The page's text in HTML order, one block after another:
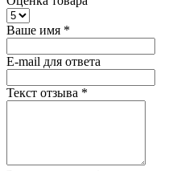
Ваше имя *
E-mail для ответа
Текст отзыва *